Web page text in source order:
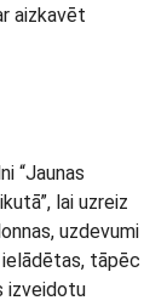
aizkavēt
“Jaunas
lai uzreiz
uzdevumi
tāpēc
izveidotu